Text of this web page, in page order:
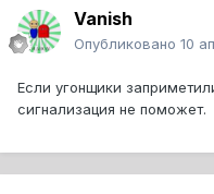
Vanish
Опубликовано 10
Если угонщики
сигнализация не поможет.